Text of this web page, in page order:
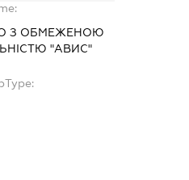
З ОБМЕЖЕНОЮ
"АВИС"